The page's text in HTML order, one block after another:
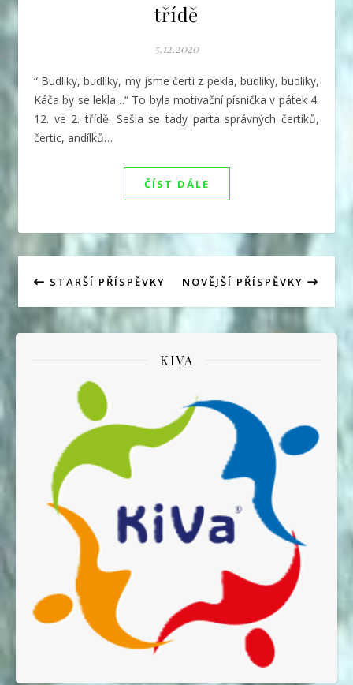
třídě
5.12.2020
“ Budliky, budliky, my jsme čerti z pekla, budliky, budliky,
Káča by se lekla…“ To byla motivační písnička v pátek 4.
12. ve 2. třídě. Sešla se tady parta správných čertíků,
čertic, andílků…
ČÍST DÁLE
STARŠÍ PŘÍSPĚVKY NOVĚJŠÍ PŘÍSPĚVKY
KIVA